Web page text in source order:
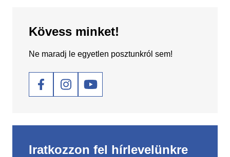
Kövess minket!
Ne maradj le egyetlen posztunkról sem!
Social
Iratkozzon fel hírlevelünkre